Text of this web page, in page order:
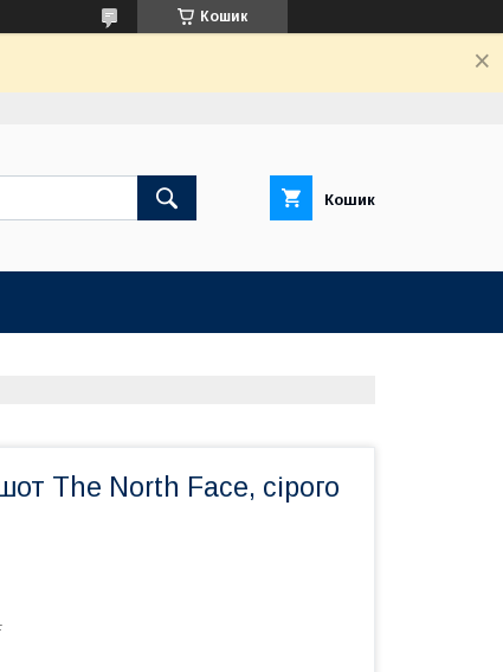
Кошик
Кошик
The North Face, сірого